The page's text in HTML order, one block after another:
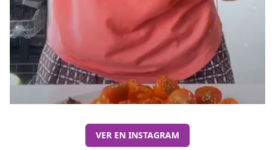
VER EN INSTAGRAM